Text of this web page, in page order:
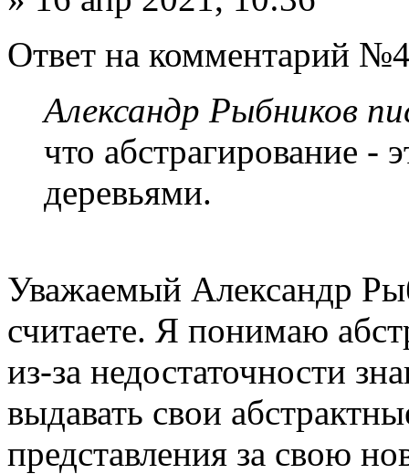
Ответ на комментарий
Александр Рыбников
что абстрагирование -
деревьями.
Уважаемый Александр
считаете. Я понимаю
из-за недостаточности
выдавать свои
представления за свою